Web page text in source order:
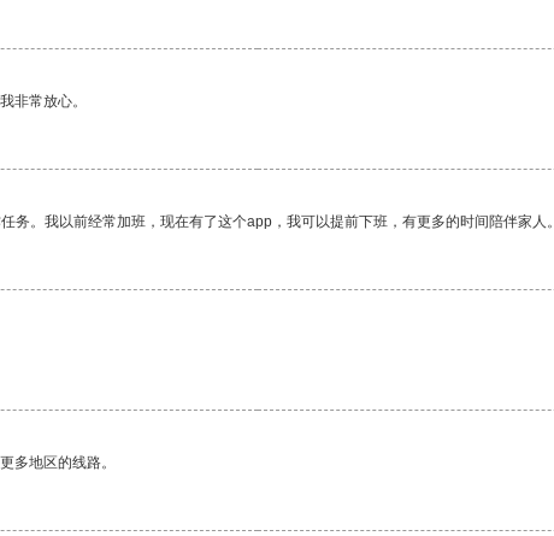
非常放心。
。我以前经常加班，现在有了这个app，我可以提前下班，有更多的时间陪伴家人。
多地区的线路。